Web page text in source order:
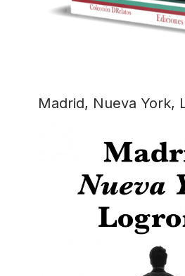
Madrid, Nueva York,